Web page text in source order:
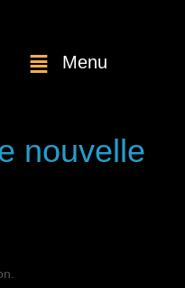
Menu
nouvelle